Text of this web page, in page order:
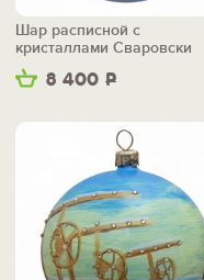
8 400 Р
Шар расписной с
кристаллами Сваровски
"Голубое золото"